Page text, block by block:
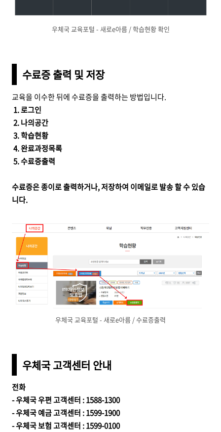
우체국 교육포털 - 새로e아름 / 학습현황 확인
수료증 출력 및 저장
교육을 이수한 뒤에 수료증을 출력하는 방법입니다.
1. 로그인
2. 나의공간
3. 학습현황
4. 완료과정목록
5. 수료증출력
수료증은 종이로 출력하거나, 저장하여 이메일로 발송 할 수 있습
니다.
우체국 교육포털 - 새로e아름 / 수료증출력
우체국 고객센터 안내
전화
- 우체국 우편 고객센터 : 1588-1300
- 우체국 예금 고객센터 : 1599-1900
- 우체국 보험 고객센터 : 1599-0100